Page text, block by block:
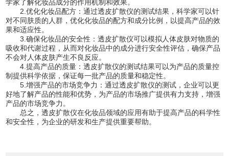
学家了解化妆品成分的作用机制和效果。
2.优化化妆品配方：通过透皮扩散仪的测试结果，科学家可以针
对不同肤质的人群，优化化妆品的配方和成分比例，以提高产品的效
果和适应性。
3.确保化妆品的安全性：透皮扩散仪可以模拟人体皮肤对物质的
吸收和代谢过程，从而对化妆品中的成分进行安全性评估，确保产品
不会对人体皮肤产生不良反应。
4.提高产品的质量：透皮扩散仪的测试结果可以为产品的质量控
制提供科学依据，保证每一批产品的质量和稳定性。
5.增强产品的市场竞争力：通过透皮扩散仪的测试，企业可以更
好地了解产品的性能和优势，为产品的市场推广提供有力支持，增强
产品的市场竞争力。
总之，透皮扩散仪在化妆品领域的应用有助于提高产品的科学性
和安全性，为企业的研发和生产提供重要帮助。